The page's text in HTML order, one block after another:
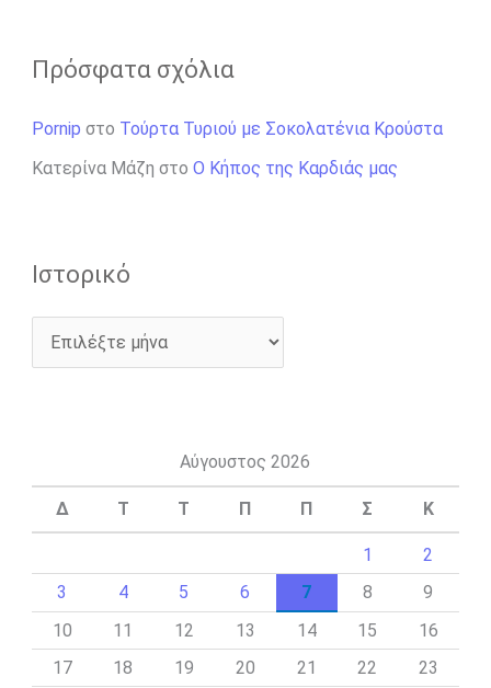
Πρόσφατα σχόλια
Pornip στο Τούρτα Τυριού με Σοκολατένια Κρούστα
Κατερίνα Μάζη στο Ο Κήπος της Καρδιάς μας
Ιστορικό
Αύγουστος 2026
Δ Τ Τ Π Π Σ Κ
1
2
3
4 5 6 7 8
9
10
11 12 13 14 15
16
17
18 19 20 21 22 23